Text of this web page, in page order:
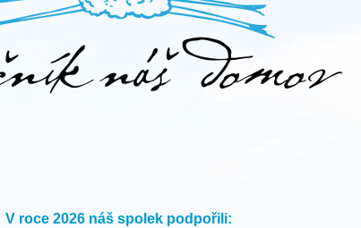
V roce 2026 náš spolek podpořili: